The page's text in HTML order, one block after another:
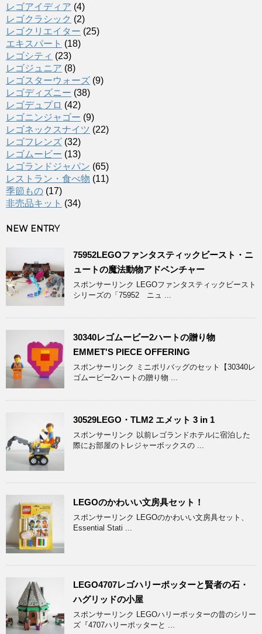
レゴアイディア (4)
レゴクラシック (2)
レゴクリエイター (25)
エキスパート (18)
レゴシティ (23)
レゴジュニア (8)
レゴスターウォーズ (9)
レゴディズニー (38)
レゴデュプロ (42)
レゴニンジャゴー (9)
レゴネックスナイツ (22)
レゴフレンズ (32)
レゴムービー (13)
レゴランドジャパン (65)
レストラン・食べ物 (11)
季節もの (17)
非売品キット (34)
NEW ENTRY
75952LEGOファンタスティックビースト・ニ
ュートの魔法動物アドベンチャー
スポンサーリンク LEGOファンタスティックビースト
シリーズの「75952 ニュ ...
30340レゴムービー2ハートの贈り物
EMMET'S PIECE OFFERING
スポンサーリンク ミニポリバッグのセット【30340レ
ゴムービー2ハートの贈り物 ...
30529LEGO・TLM2 エメット 3 in 1
スポンサーリンク 以前レゴランドホテルに宿泊した
際にお部屋のトレジャーボックスの ...
LEGOのかわいい文房具セット！
スポンサーリンク LEGOのかわいい文房具セット、
Essential Stati ...
LEGO4707レゴハリーポッターと賢者の石・
ハグリッドの小屋
スポンサーリンク LEGOハリーポッターの昔のシリー
ズ『4707ハリーポッターと ...